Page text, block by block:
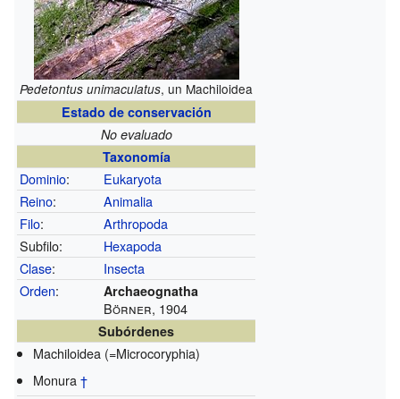
Pedetontus unimaculatus, un Machiloidea
Estado de conservación
No evaluado
Taxonomía
Dominio:
Eukaryota
Reino:
Animalia
Filo:
Arthropoda
Subfilo:
Hexapoda
Clase:
Insecta
Orden: Archaeognatha
Börner, 1904
Subórdenes
Machiloidea (=Microcoryphia)
Monura†